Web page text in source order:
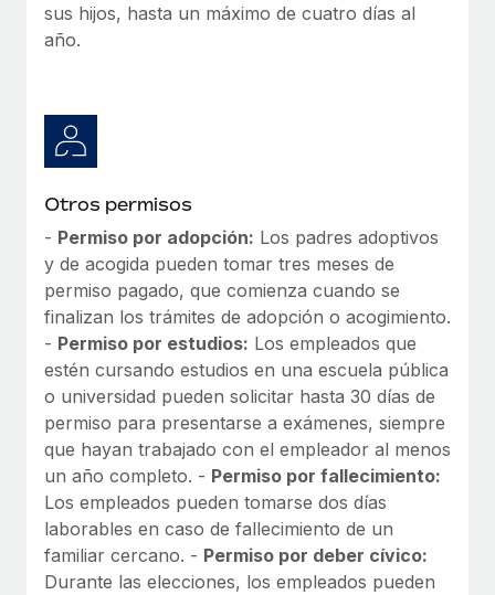
sus hijos, hasta un máximo de cuatro días al
año.
Otros permisos
- Permiso por adopción: Los padres adoptivos
y de acogida pueden tomar tres meses de
permiso pagado, que comienza cuando se
finalizan los trámites de adopción o acogimiento.
- Permiso por estudios: Los empleados que
estén cursando estudios en una escuela pública
o universidad pueden solicitar hasta 30 días de
permiso para presentarse a exámenes, siempre
que hayan trabajado con el empleador al menos
un año completo. - Permiso por fallecimiento:
Los empleados pueden tomarse dos días
laborables en caso de fallecimiento de un
familiar cercano. - Permiso por deber cívico:
Durante las elecciones, los empleados pueden